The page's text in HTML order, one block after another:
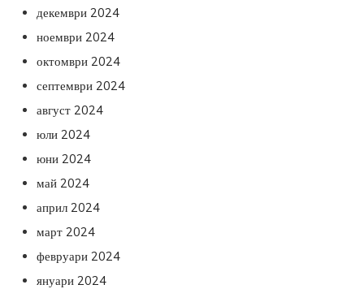
декември 2024
ноември 2024
октомври 2024
септември 2024
август 2024
юли 2024
юни 2024
май 2024
април 2024
март 2024
февруари 2024
януари 2024